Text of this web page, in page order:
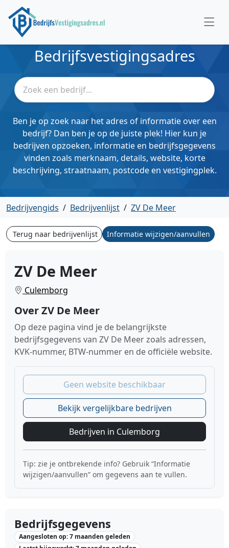
Bedrijfsvestigingsadres
Ben je op zoek naar het adres of informatie over een
bedrijf? Dan ben je op de juiste plek! Hier kun je
bedrijven opzoeken, informatie en bedrijfsgegevens
vinden zoals merknaam, details, website, korte
beschrijving, straatnaam, postcode en vestigingplek.
Bedrijvengids / Bedrijvenlijst / ZV De Meer
Terug naar bedrijvenlijst Informatie wijzigen/aanvullen
ZV De Meer
Culemborg
Over ZV De Meer
Op deze pagina vind je de belangrijkste
bedrijfsgegevens van ZV De Meer zoals adressen,
KVK-nummer, BTW-nummer en de officiële website.
Geen website beschikbaar
Bekijk vergelijkbare bedrijven
Bedrijven in Culemborg
Tip: zie je ontbrekende info? Gebruik “Informatie
wijzigen/aanvullen” om gegevens aan te vullen.
Bedrijfsgegevens
Aangesloten op: 7 maanden geleden